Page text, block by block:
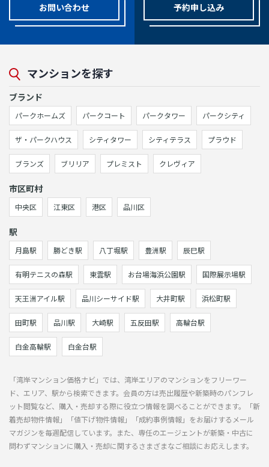
お問い合わせ 予約申し込み
マンションを探す
ブランド
パークホームズ パークコート パークタワー パークシティ
ザ・パークハウス シティタワー シティテラス プラウド
ブランズ ブリリア プレミスト クレヴィア
市区町村
中央区 江東区 港区 品川区
駅
月島駅 勝どき駅 八丁堀駅 豊洲駅 辰巳駅
有明テニスの森駅 東雲駅 お台場海浜公園駅 国際展示場駅
天王洲アイル駅 品川シーサイド駅 大井町駅 浜松町駅
田町駅 品川駅 大崎駅 五反田駅 高輪台駅
白金高輪駅 白金台駅
「湾岸マンション価格ナビ」では、湾岸エリアのマンションをフリーワー
ド、エリア、駅から検索できます。会員の方は売出履歴や新築時のパンフレ
ット閲覧など、購入・売却する際に役立つ情報を調べることができます。「新
着売却物件情報」「値下げ物件情報」「成約事例情報」をお届けするメール
マガジンを毎週配信しています。また、専任のエージェントが新築・中古に
問わずマンションに購入・売却に関するさまざまなご相談にお応えします。